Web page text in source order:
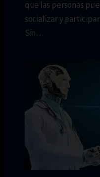
que las personas
socializar y
Sin…